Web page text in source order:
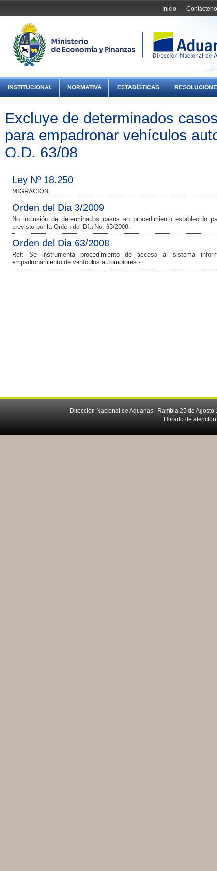
Inicio
INSTITUCIONAL NORMATIVA ESTADÍSTICAS
Excluye de determinados
para empadronar vehículos
O.D. 63/08
Ley Nº 18.250
MIGRACIÓN
Orden del Dia 3/2009
No inclusión de determinados casos en procedimiento establecido
previsto por la Orden del Día No. 63/2008.
Orden del Dia 63/2008
Ref: Se instrumenta procedimiento de acceso al sistema
empadronamiento de vehículos automotores.-
Dirección Nacional de Aduanas | Rambla 25 de
Horario de